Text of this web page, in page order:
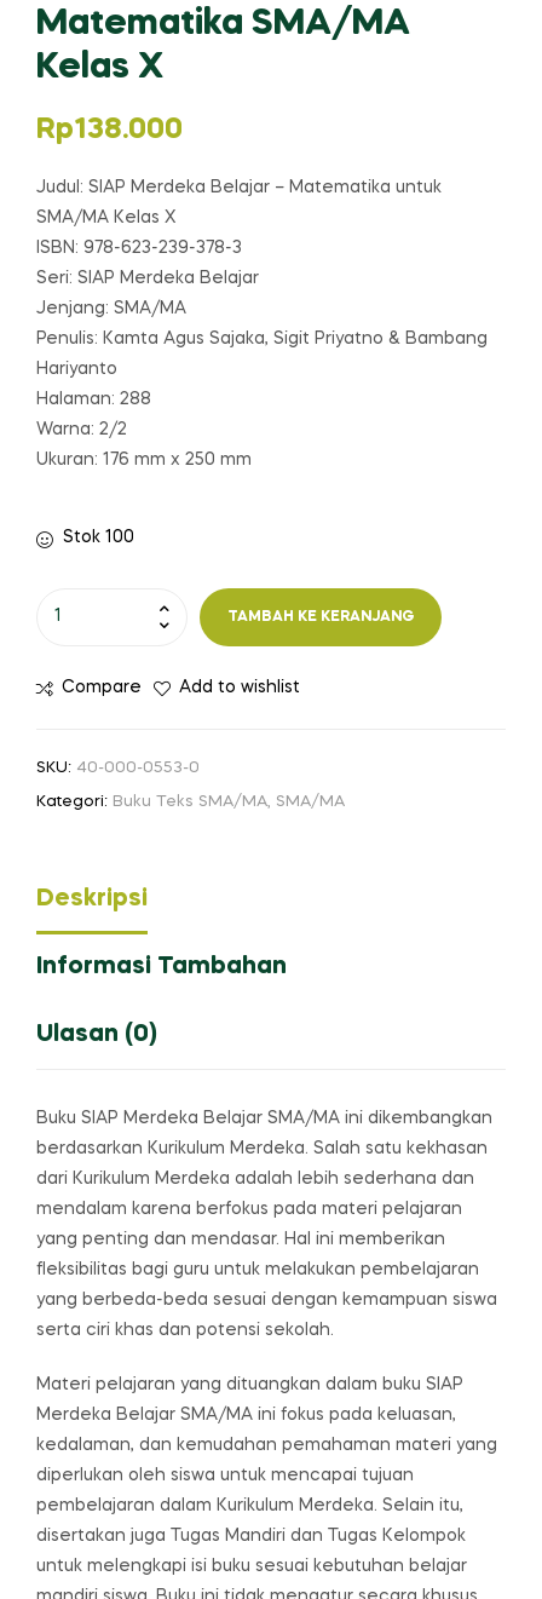
Matematika SMA/MA
Kelas X
Rp138.000
Judul: SIAP Merdeka Belajar – Matematika untuk
SMA/MA Kelas X
ISBN: 978-623-239-378-3
Seri: SIAP Merdeka Belajar
Jenjang: SMA/MA
Penulis: Kamta Agus Sajaka, Sigit Priyatno & Bambang
Hariyanto
Halaman: 288
Warna: 2/2
Ukuran: 176 mm x 250 mm
Stok 100
Belajar:
TAMBAH KE KERANJANG
Compare Add to wishlist
SKU: 40-000-0553-0
Kategori: Buku Teks SMA/MA, SMA/MA
Deskripsi
Informasi Tambahan
Ulasan (0)
Buku SIAP Merdeka Belajar SMA/MA ini dikembangkan
berdasarkan Kurikulum Merdeka. Salah satu kekhasan
dari Kurikulum Merdeka adalah lebih sederhana dan
mendalam karena berfokus pada materi pelajaran
yang penting dan mendasar. Hal ini memberikan
fleksibilitas bagi guru untuk melakukan pembelajaran
yang berbeda-beda sesuai dengan kemampuan siswa
serta ciri khas dan potensi sekolah.
Materi pelajaran yang dituangkan dalam buku SIAP
Merdeka Belajar SMA/MA ini fokus pada keluasan,
kedalaman, dan kemudahan pemahaman materi yang
diperlukan oleh siswa untuk mencapai tujuan
pembelajaran dalam Kurikulum Merdeka. Selain itu,
disertakan juga Tugas Mandiri dan Tugas Kelompok
untuk melengkapi isi buku sesuai kebutuhan belajar